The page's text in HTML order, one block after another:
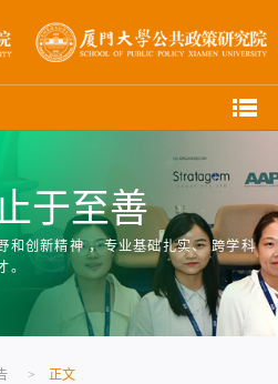
于至善
和创新精神 ，专业基础扎实、 跨学科
。
> 正文